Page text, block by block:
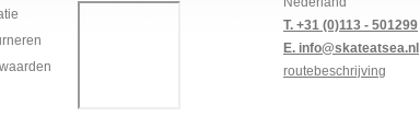
T. +31 (0)113 - 501299
E. info@skateatsea.nl
routebeschrijving